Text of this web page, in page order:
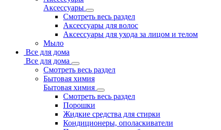
Аксессуары
Смотреть весь раздел
Аксессуары для волос
Аксессуары для ухода за лицом и телом
Мыло
Все для дома
Все для дома
Смотреть весь раздел
Бытовая химия
Бытовая химия
Смотреть весь раздел
Порошки
Жидкие средства для стирки
Кондиционеры, ополаскиватели